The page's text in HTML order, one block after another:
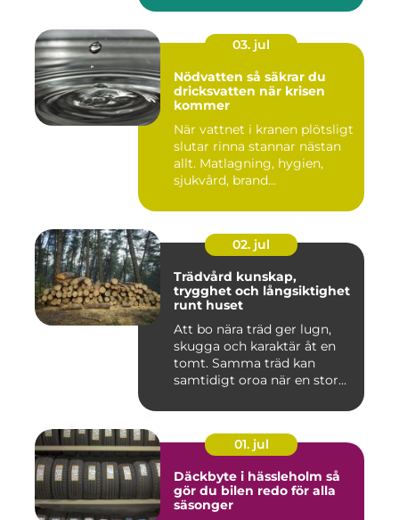
03. jul
Nödvatten så säkrar du
dricksvatten när krisen
kommer
När vattnet i kranen plötsligt
slutar rinna stannar nästan
allt. Matlagning, hygien,
sjukvård, brand...
02. jul
Trädvård kunskap,
trygghet och långsiktighet
runt huset
Att bo nära träd ger lugn,
skugga och karaktär åt en
tomt. Samma träd kan
samtidigt oroa när en stor...
01. jul
Däckbyte i hässleholm så
gör du bilen redo för alla
säsonger